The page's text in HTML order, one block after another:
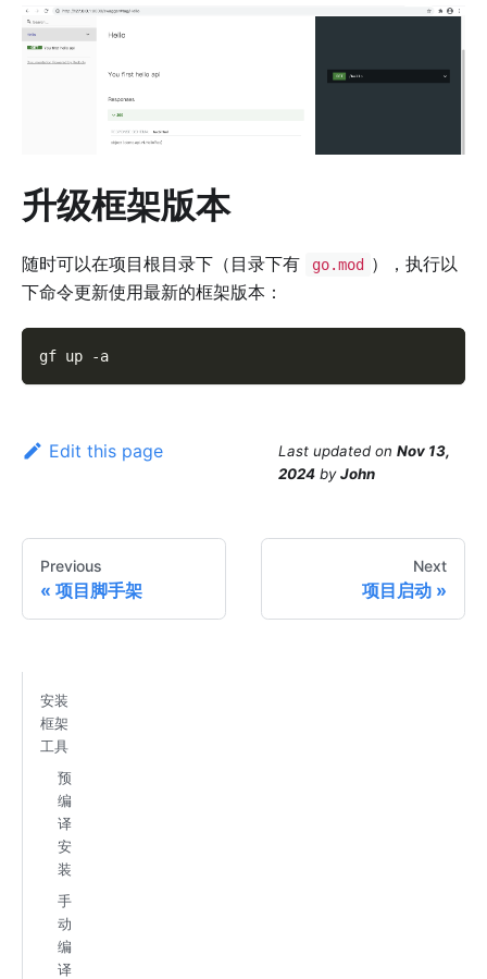
升级框架版本
随时可以在项目根目录下（目录下有 go.mod
），执行以
下命令更新使用最新的框架版本：
gf up -a
Edit this page Last updated on Nov 13,
2024 byJohn
Previous
项目脚手架
Next
项目启动
安装
框架
工具
预
编
译
安
装
手
动
编
译